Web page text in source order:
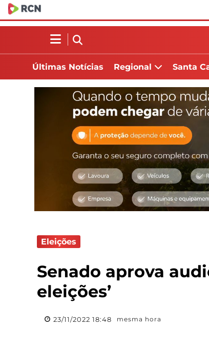
Últimas Notícias Regional Santa
Eleições
Senado aprova
eleições’
23/11/2022 18:48 mesma hora